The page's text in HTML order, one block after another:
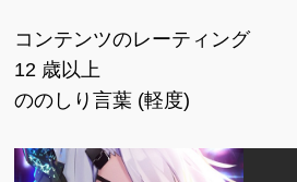
コンテンツのレーティング
12 歳以上
ののしり言葉 (軽度)